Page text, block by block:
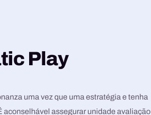
Play
uma vez que uma estratégia e tenha
aconselhável assegurar unidade avaliação